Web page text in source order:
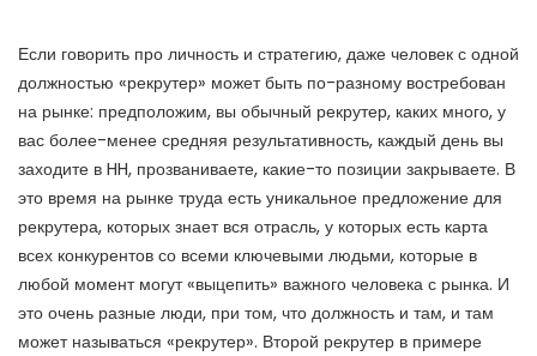
Если говорить про личность и стратегию, даже человек с одной
должностью «рекрутер» может быть по-разному востребован
на рынке: предположим, вы обычный рекрутер, каких много, у
вас более-менее средняя результативность, каждый день вы
заходите в HH, прозваниваете, какие-то позиции закрываете. В
это время на рынке труда есть уникальное предложение для
рекрутера, которых знает вся отрасль, у которых есть карта
всех конкурентов со всеми ключевыми людьми, которые в
любой момент могут «выцепить» важного человека с рынка. И
это очень разные люди, при том, что должность и там, и там
может называться «рекрутер». Второй рекрутер в примере